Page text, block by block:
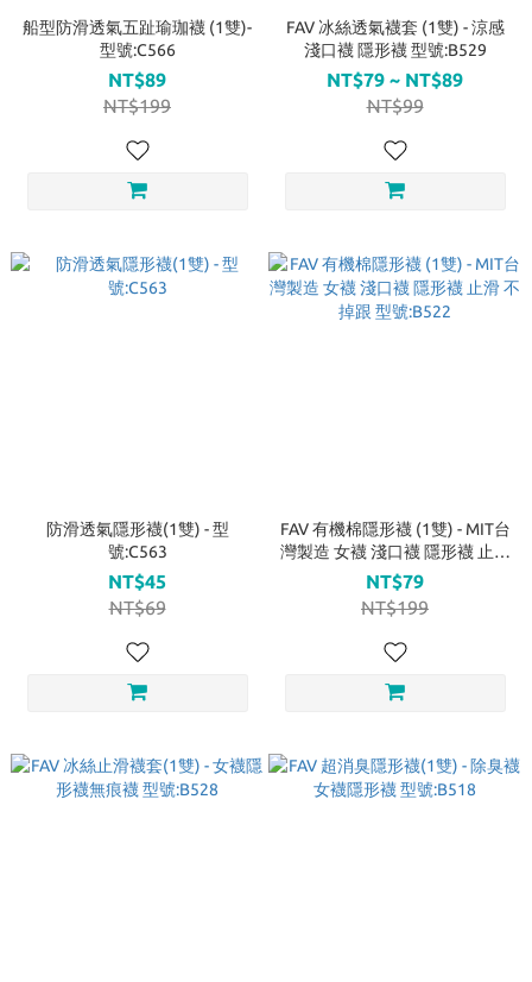
船型防滑透氣五趾瑜珈襪 (1雙)-
型號:C566
NT$89
NT$199
FAV 冰絲透氣襪套 (1雙) - 涼感
淺口襪 隱形襪 型號:B529
NT$79 ~ NT$89
NT$99
防滑透氣隱形襪(1雙) - 型
號:C563
NT$45
NT$69
FAV 有機棉隱形襪 (1雙) - MIT台
灣製造 女襪 淺口襪 隱形襪 止滑
不掉跟 型號:B522
NT$79
NT$199